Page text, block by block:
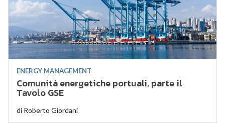
ENERGY MANAGEMENT
Comunità energetiche portuali, parte il
Tavolo GSE
di Roberto Giordani